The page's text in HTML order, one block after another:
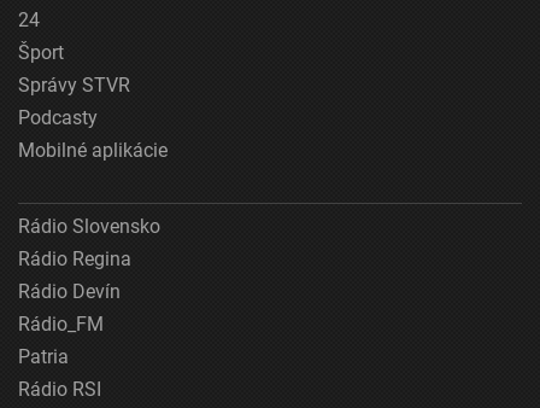
24
Šport
Správy STVR
Podcasty
Mobilné aplikácie
Rádio Slovensko
Rádio Regina
Rádio Devín
Rádio_FM
Patria
Rádio RSI